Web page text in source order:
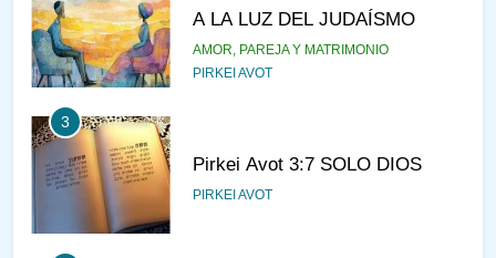
A LA LUZ DEL JUDAÍSMO
AMOR, PAREJA Y MATRIMONIO
PIRKEI AVOT
3
Pirkei Avot 3:7 SOLO DIOS
PIRKEI AVOT